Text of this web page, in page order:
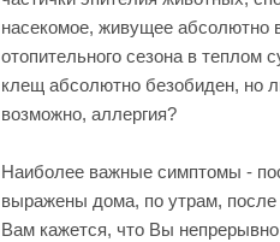
насекомое, живущее абсолютно
отопительного сезона в
клещ абсолютно безобиден, но
возможно, аллергия?
Наиболее важные симптомы -
выражены дома, по утрам, после
Вам кажется, что Вы